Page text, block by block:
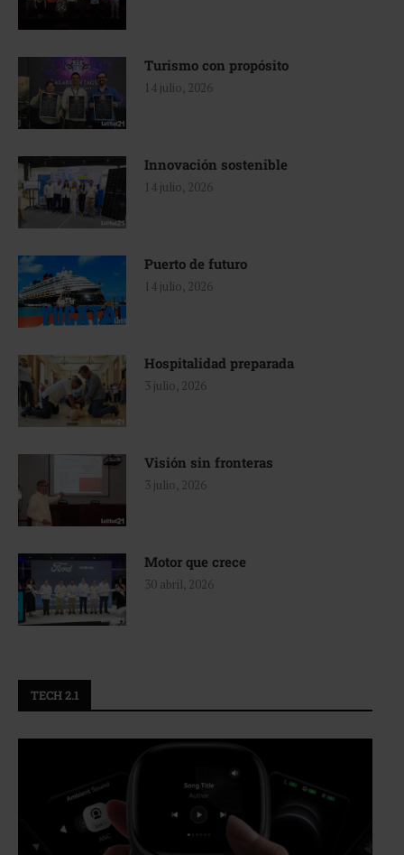
Turismo con propósito
14 julio, 2026
Innovación sostenible
14 julio, 2026
Puerto de futuro
14 julio, 2026
Hospitalidad preparada
3 julio, 2026
Visión sin fronteras
3 julio, 2026
Motor que crece
30 abril, 2026
TECH 2.1